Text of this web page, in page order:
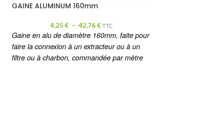
GAINE ALUMINUM 160mm
4,25€ – 42,76€ TTC
Gaine en alu de diamètre 160mm, faite pour
faire la connexion à un extracteur ou à un
filtre ou à charbon, commandée par mètre